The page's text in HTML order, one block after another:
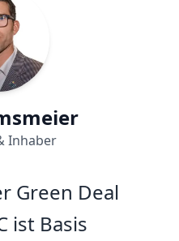
ETSI, CEPT,
der europäischen
mit. In verschiedenen
entwickelt er zudem
Themen rund um den
Asset Administration
Inhaber
Green Deal
ist Basis